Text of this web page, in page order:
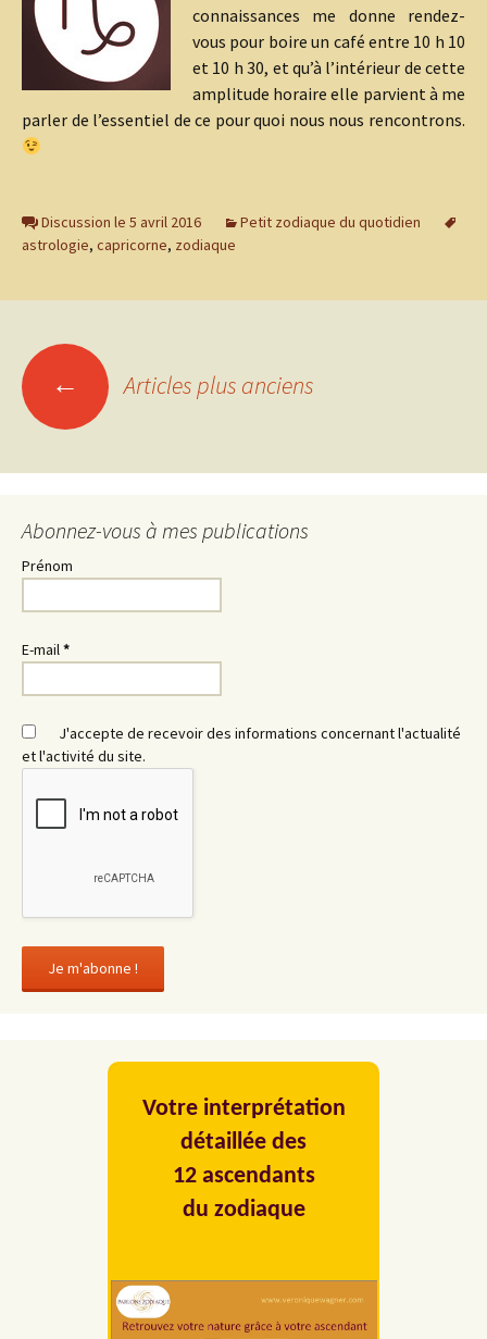
connaissances me donne rendez-
vous pour boire un café entre 10 h 10
et 10 h 30, et qu’à l’intérieur de cette
amplitude horaire elle parvient à me
parler de l’essentiel de ce pour quoi nous nous rencontrons.
Discussion le 5 avril 2016
Petit zodiaque du quotidien
astrologie, capricorne, zodiaque
Navigation
des
articles
← Articles plus anciens
Abonnez-vous à mes publications
Prénom
E-mail*
J'accepte de recevoir des informations concernant l'actualité
et l'activité du site.
Votre interprétation
détaillée des
12 ascendants
du zodiaque